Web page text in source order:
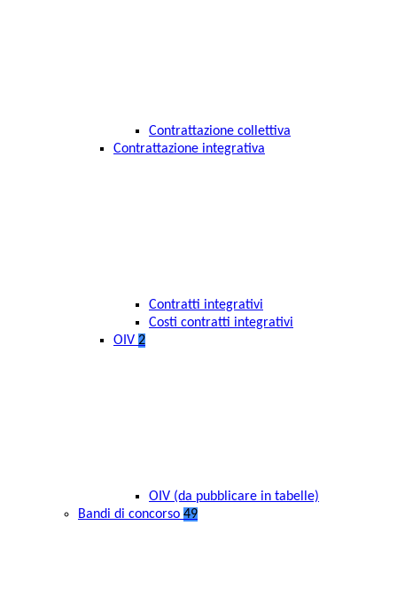
Contrattazione collettiva
Contrattazione integrativa
Contratti integrativi
Costi contratti integrativi
OIV 2
OIV (da pubblicare in tabelle)
Bandi di concorso 49